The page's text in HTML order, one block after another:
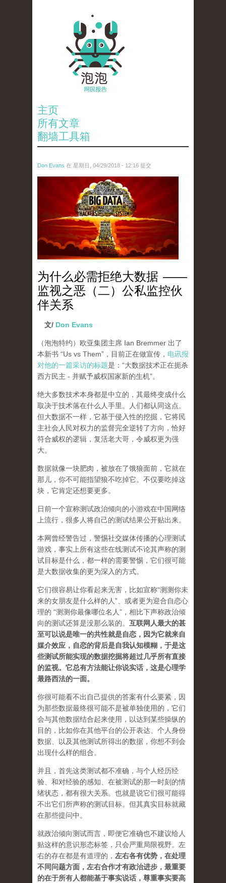
主页
所有文章
翻墙工具箱
Don Evans 在 星期日, 04/29/2018 - 12:16 提交
为什么必需拒绝大数据 ——
监视之恶（二）公私监控伙
伴关系
文/ Don Evans
（泡泡特约） 欧亚集团主席 Ian Bremmer 出了
本新书 “Us vs Them”，目前正在做宣传， 电讯报
对他的一篇采访的标题是：“大数据技术正在扼杀
西方民主 - 并赋予威权国家新的生机”。
绝大多数技术本身都是中立的，其最终变成什么
取决于技术落在什么人手里。人们都认同这点。
但大数据不一样，它基于侵入性的挖掘，它将民
主社会人民对权力的监督完全逆转了方向，恰好
符合威权的逻辑，复活老大哥，令威权更为强
大。
数据就像一块肥肉，被放在了饿狼面前，它就在
那儿，你不可能指望狼不吃掉它。不仅要吃掉这
块，它肯定还想要更多。
日前一个宣称测试政治倾向的小游戏在中国网络
上流行，很多人将自己的测试结果公开贴出来。
本网曾经警告过，警惕社交媒体传播的心理测试
游戏，事实上所有这些在线测试不论其声称的测
试目标是什么，都一样的需要警惕，它们很可能
是大数据收集的更为深入的方式。
它们很容易让你看起来无害，比如宣称“测测你未
来的女朋友是什么样的人”、或者更为迎合自恋心
理的 “测测你最像哪位名人”，相比下声称政治倾
向的测试还算是没那么装的。 互联网人最大的甚
至可以说是唯一的共性就是自恋，因为它就来自
媒介效应，自恋的背后是自我认知模糊，于是这
些测试所能实现的数据挖掘将超过几乎所有直接
的监视。它总有方法能让你说实话，这是心理学
最路西法的一面。
你很可能看不出自己提供的答案有什么要紧，因
为那些数据最终很可能不是被单独使用的，它们
会与其他数据结合起来使用，以达到某些操纵的
目的，比如你在其他平台的公开表达、个人身份
数据、以及其他测试所得出的数据，你想不到会
出现什么样的组合。
并且，首先这类测试都不准确，与个人经历经
验、和对经验的感知、在被测试的那一时刻的情
绪状态，都有很大关系。也就是说它们很可能得
不出它们所声称的测试目标。但其真实目标就藏
在那些提问中。
就政治倾向测试而言，即便它准确也不建议给人
贴这样的意识形态标签，只会严重局限视野。左
右的存在都是有道理的， 左右各有优势，在处理
不同问题方面，左右合作才有政治进步，最重要
的在于所有人都能基于事实说话，尊重事实要高